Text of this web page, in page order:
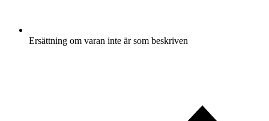
Ersättning om varan inte är som beskriven